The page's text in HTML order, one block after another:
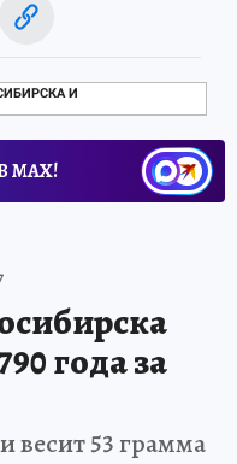
И
МАХ!
года за
весит 53 грамма